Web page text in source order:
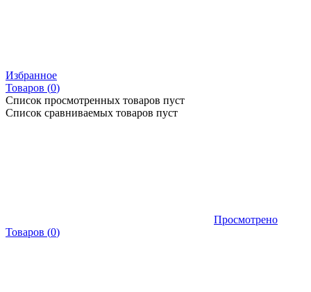
Избранное
Товаров (0)
Список просмотренных товаров пуст
Список сравниваемых товаров пуст
Просмотрено
Товаров (0)